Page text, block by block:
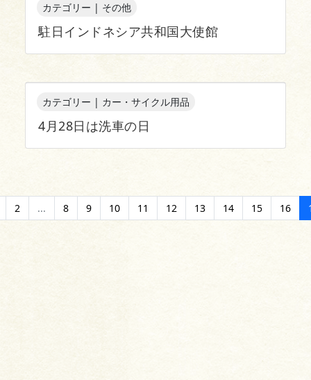
カテゴリー | その他
駐日インドネシア共和国大使館
カテゴリー | カー・サイクル用品
4月28日は洗車の日
2 ... 8 9 10 11 12 13 14 15 16